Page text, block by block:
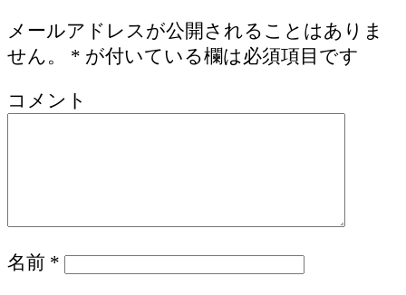
メールアドレスが公開されることはありま
せん。
* が付いている欄は必須項目です
コメント
名前 *